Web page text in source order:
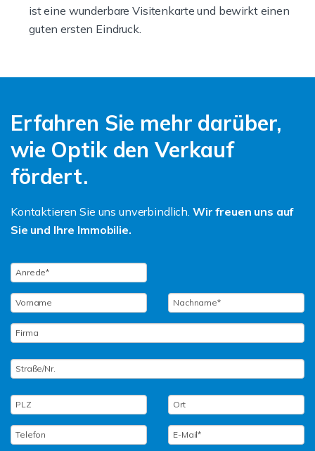
ist eine wunderbare Visitenkarte und bewirkt einen
guten ersten Eindruck.
Erfahren Sie mehr darüber,
wie Optik den Verkauf
fördert.
Kontaktieren Sie uns unverbindlich. Wir freuen uns auf
Sie und Ihre Immobilie.